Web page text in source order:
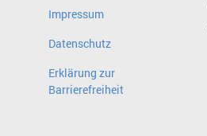
Impressum
Datenschutz
Erklärung zur
Barrierefreiheit